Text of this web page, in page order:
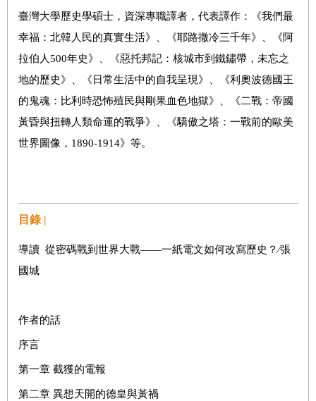
臺灣大學歷史學碩士，資深專職譯者，代表譯作：《我們最
幸福：北韓人民的真實生活》、《耶路撒冷三千年》、《阿
拉伯人500年史》、《惡托邦記：核城市到鐵鏽帶，未忘之
地的歷史》、《日常生活中的自我呈現》、《利奧波德國王
的鬼魂：比利時恐怖殖民與剛果血色地獄》、《二戰：帝國
黃昏與扭轉人類命運的戰爭》、《驕傲之塔：一戰前的歐美
世界圖像，1890-1914》等。
目錄 |
導讀 從密碼戰到世界大戰――一紙電文如何改寫歷史？∕張
國城
作者的話
序言
第一章 截獲的電報
第二章 異想天開的德皇與黃禍